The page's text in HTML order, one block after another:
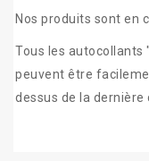
Nos produits sont en
Tous les autocollants "
peuvent être
dessus de la dernière